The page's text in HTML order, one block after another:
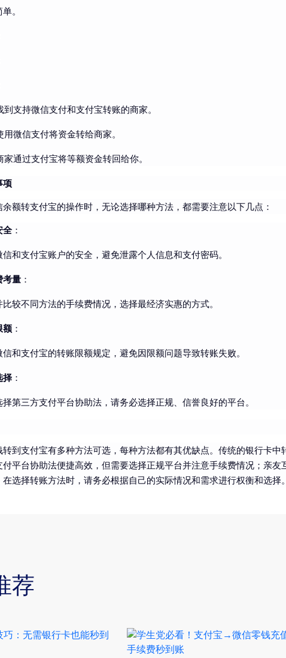
。
到支持微信支付和支付宝转账的商家。
用微信支付将资金转给商家。
家通过支付宝将等额资金转回给你。
项
额转支付宝的操作时，无论选择哪种方法，都需要注意以下几点：
全：
信和支付宝账户的安全，避免泄露个人信息和支付密码。
考量 ：
比较不同方法的手续费情况，选择最经济实惠的方式。
额 ：
信和支付宝的转账限额规定，避免因限额问题导致转账失败。
择 ：
择第三方支付平台协助法，请务必选择正规、信誉良好的平台。
转到支付宝有多种方法可选，每种方法都有其优缺点。传统的银行卡
付平台协助法便捷高效，但需要选择正规平台并注意手续费情况；亲
选择转账方法时，请务必根据自己的实际情况和需求进行权衡和选择
荐